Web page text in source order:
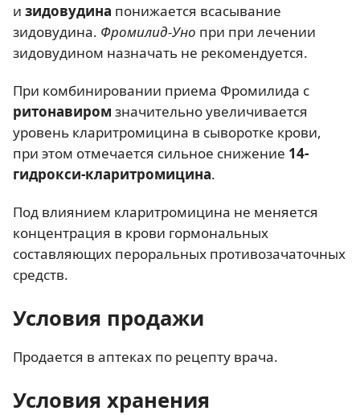
и зидовудина понижается всасывание
зидовудина. Фромилид-Уно при при лечении
зидовудином назначать не рекомендуется.
При комбинировании приема Фромилида с
ритонавиром значительно увеличивается
уровень кларитромицина в сыворотке крови,
при этом отмечается сильное снижение 14-
гидрокси-кларитромицина.
Под влиянием кларитромицина не меняется
концентрация в крови гормональных
составляющих пероральных противозачаточных
средств.
Условия продажи
Продается в аптеках по рецепту врача.
Условия хранения